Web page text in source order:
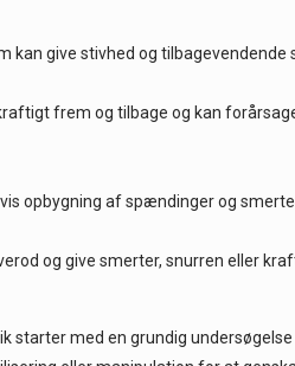
kan give stivhed og tilbagevendende
frem og tilbage og kan
opbygning af spændinger og
og give smerter, snurren eller
starter med en grundig